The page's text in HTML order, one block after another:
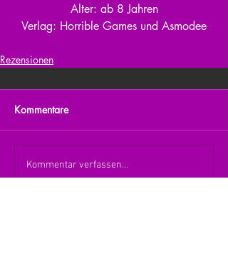
Alter: ab 8 Jahren
Verlag: Horrible Games und Asmodee
Rezensionen
Kommentare
Kommentar verfassen...